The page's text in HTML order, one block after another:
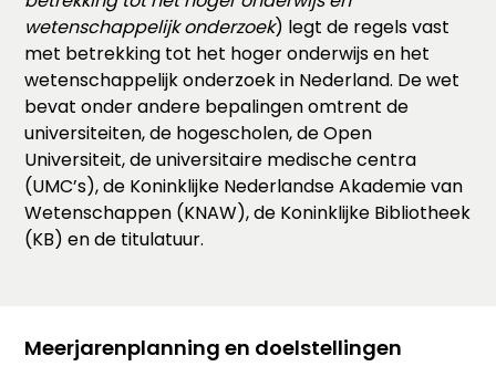
wetenschappelijk onderzoek) legt de regels vast
met betrekking tot het hoger onderwijs en het
wetenschappelijk onderzoek in Nederland. De wet
bevat onder andere bepalingen omtrent de
universiteiten, de hogescholen, de Open
Universiteit, de universitaire medische centra
(UMC’s), de Koninklijke Nederlandse Akademie van
Wetenschappen (KNAW), de Koninklijke Bibliotheek
(KB) en de titulatuur.
Meerjarenplanning en doelstellingen